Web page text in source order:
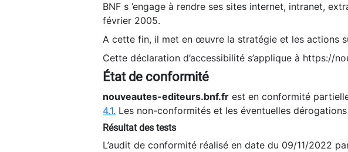
BNF s ’engage à rendre ses sites internet, intranet,
février 2005.
A cette fin, il met en œuvre la stratégie et les actions
Cette déclaration d’accessibilité s’applique à https://
État de conformité
nouveautes-editeurs.bnf.fr est en conformité
4.1. Les non-conformités et les éventuelles
Résultat des tests
L’audit de conformité réalisé en date du 09/11/2022